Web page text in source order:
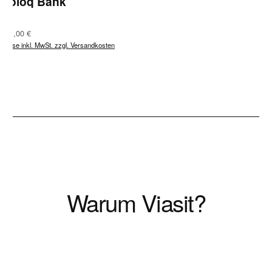
Regulärer Preis:
621,00 €
Preise inkl. MwSt. zzgl. Versandkosten
Warum Viasit?